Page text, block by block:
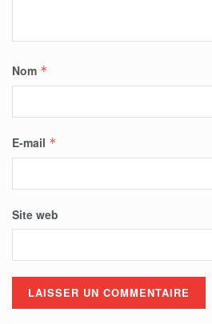
Nom *
E-mail *
Site web